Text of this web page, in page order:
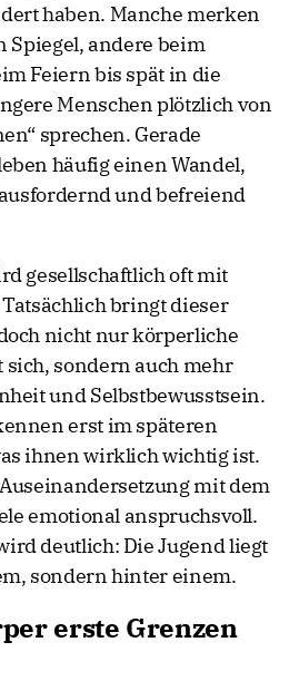
haben. Manche merken
Spiegel, andere beim
Feiern bis spät in die
Menschen plötzlich von
sprechen. Gerade
häufig einen Wandel,
und befreiend
gesellschaftlich oft mit
bringt dieser
nicht nur körperliche
sondern auch mehr
und Selbstbewusstsein.
erst im späteren
ihnen wirklich wichtig ist.
mit dem
emotional anspruchsvoll.
deutlich: Die Jugend liegt
sondern hinter einem.
erste Grenzen